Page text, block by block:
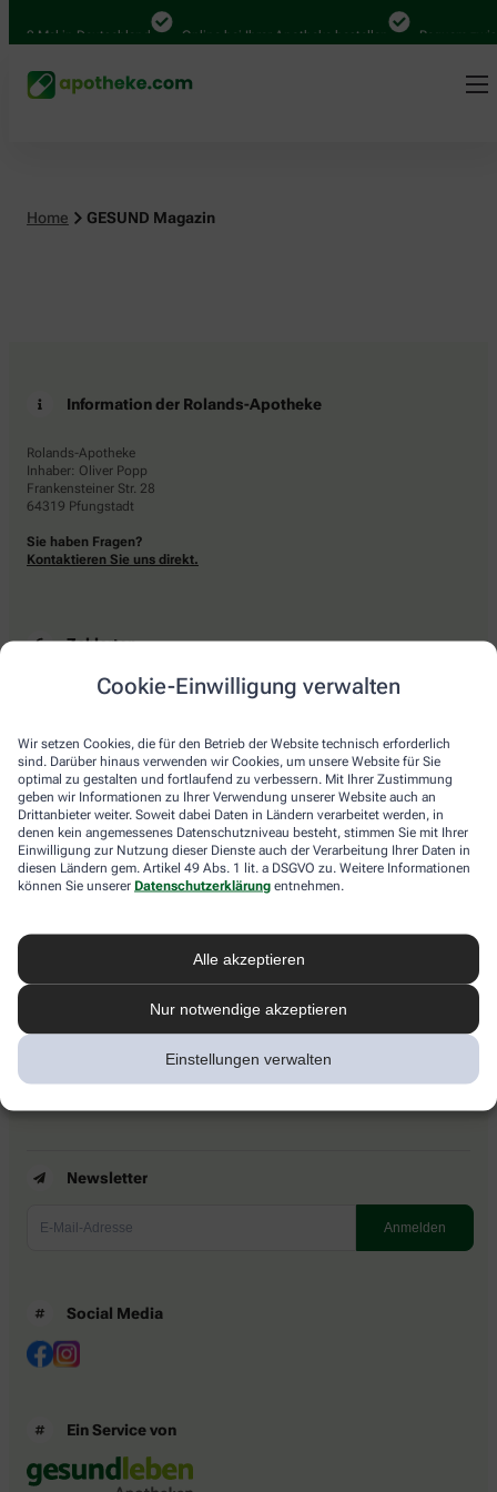
Cookie-Einwilligung verwalten
Wir setzen Cookies, die für den Betrieb der Website technisch erforderlich
sind. Darüber hinaus verwenden wir Cookies, um unsere Website für Sie
optimal zu gestalten und fortlaufend zu verbessern. Mit Ihrer Zustimmung
geben wir Informationen zu Ihrer Verwendung unserer Website auch an
Drittanbieter weiter. Soweit dabei Daten in Ländern verarbeitet werden, in
denen kein angemessenes Datenschutzniveau besteht, stimmen Sie mit Ihrer
Einwilligung zur Nutzung dieser Dienste auch der Verarbeitung Ihrer Daten in
diesen Ländern gem. Artikel 49 Abs. 1 lit. a DSGVO zu. Weitere Informationen
können Sie unserer Datenschutzerklärung entnehmen.
Alle akzeptieren
Nur notwendige akzeptieren
Einstellungen verwalten
Mal in Deutschland Online bei Ihrer Apotheke bestellen Bequem
Home GESUND Magazin
Information der Rolands-Apotheke
Rolands-Apotheke
Inhaber: Oliver Popp
Frankensteiner Str. 28
64319 Pfungstadt
Sie haben Fragen?
Kontaktieren Sie uns direkt.
Zahlarten
Bar oder mit einer anderen akzeptierten Zahlungsart Ihrer Apotheke vor Ort.
Lieferarten
Abholung in der Apotheke
Botendienstlieferung
apotheke.com Informationen
Newsletter
Barrierefreiheitserklärung
Newsletter
Social Media
Ein Service von